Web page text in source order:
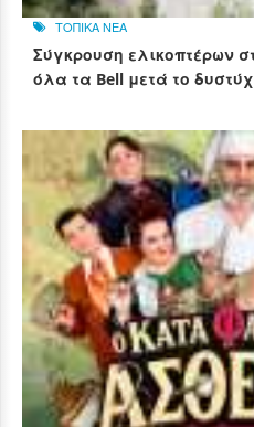
ΤΟΠΙΚΑ ΝΕΑ
Σύγκρουση ελικοπτέρων
όλα τα Bell μετά το